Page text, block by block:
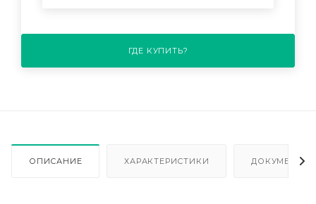
ГДЕ КУПИТЬ?
ОПИСАНИЕ ХАРАКТЕРИСТИКИ